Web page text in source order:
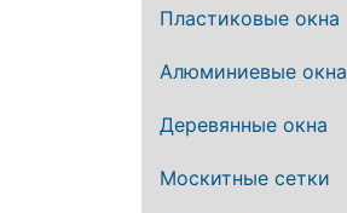
Пластиковые окна
Алюминиевые окна
Деревянные окна
Москитные сетки